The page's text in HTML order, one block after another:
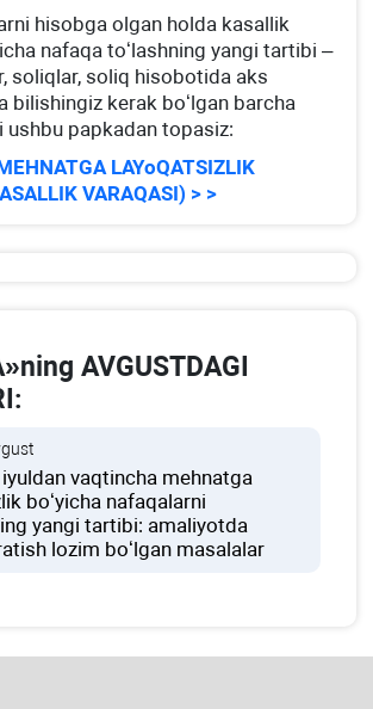
hisobga olgan holda kasallik
nafaqa toʻlashning yangi tartibi –
soliqlar, soliq hisobotida aks
bilishingiz kerak boʻlgan barcha
ushbu papkadan topasiz:
LAYoQATSIZLIK
VARAQASI) > >
AVGUSTDAGI
vaqtincha mehnatga
boʻyicha nafaqalarni
yangi tartibi: amaliyotda
lozim boʻlgan masalalar